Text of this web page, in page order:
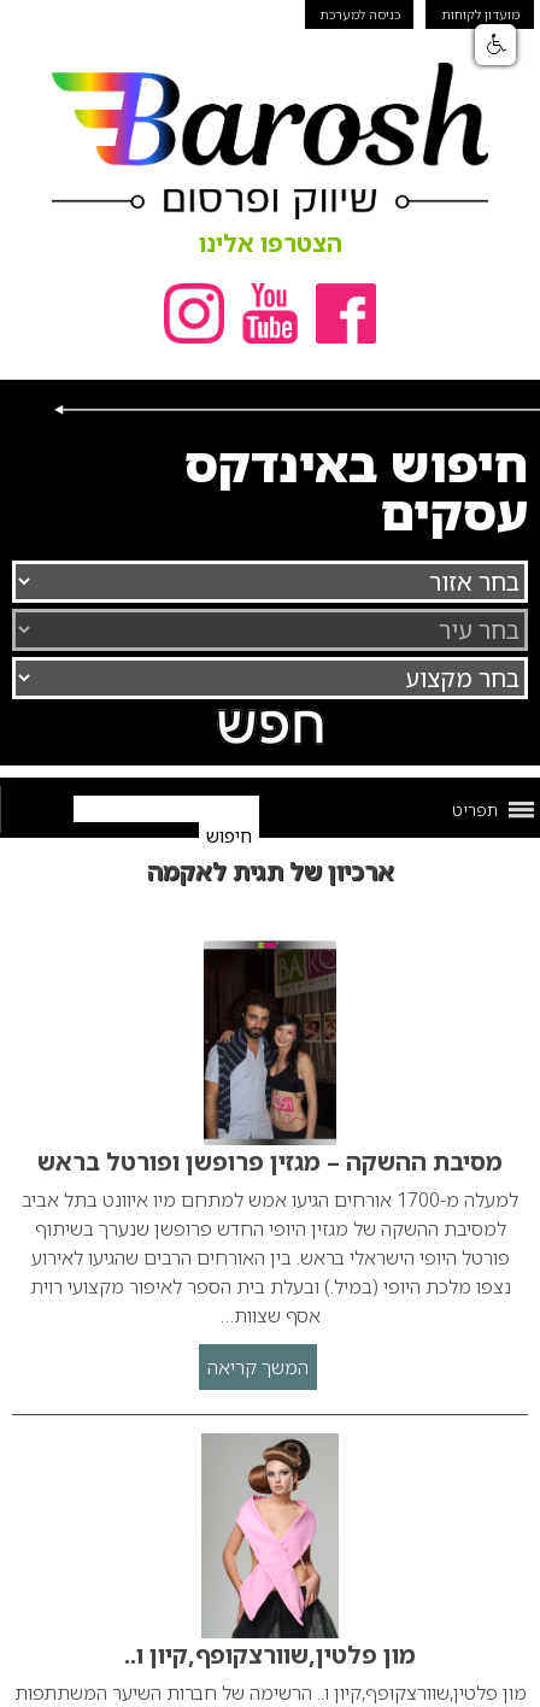
מועדון לקוחות כניסה למערכת
הצטרפו אלינו
חיפוש באינדקס
עסקים
תפריט
ארכיון של תגית לאקמה
מסיבת ההשקה – מגזין פרופשן ופורטל בראש
למעלה מ-1700 אורחים הגיעו אמש למתחם מיו איוונט בתל אביב
למסיבת ההשקה של מגזין היופי החדש פרופשן שנערך בשיתוף
פורטל היופי הישראלי בראש. בין האורחים הרבים שהגיעו לאירוע
נצפו מלכת היופי (במיל.) ובעלת בית הספר לאיפור מקצועי רוית
אסף שצוות…
המשך קריאה
מון פלטין,שוורצקופף,קיון ו..
מון פלטין,שוורצקופף,קיון ו.. הרשימה של חברות השיער המשתתפות